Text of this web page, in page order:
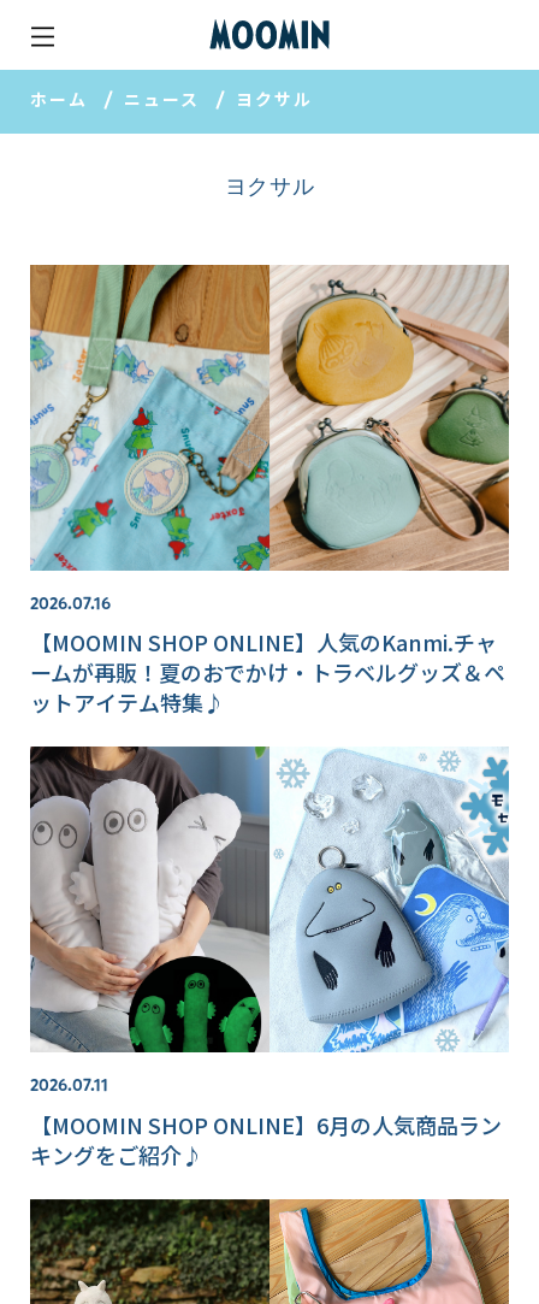
ホーム ニュース ヨクサル
ヨクサル
2026.07.16
【MOOMIN SHOP ONLINE】人気のKanmi.チャ
ームが再販！夏のおでかけ・トラベルグッズ＆ペ
ットアイテム特集♪
2026.07.11
【MOOMIN SHOP ONLINE】6月の人気商品ラン
キングをご紹介♪